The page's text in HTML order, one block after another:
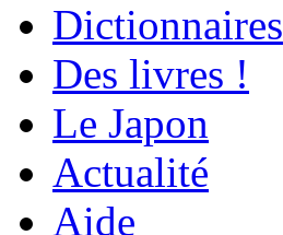
Dictionnaires
Des livres !
Le Japon
Actualité
Aide